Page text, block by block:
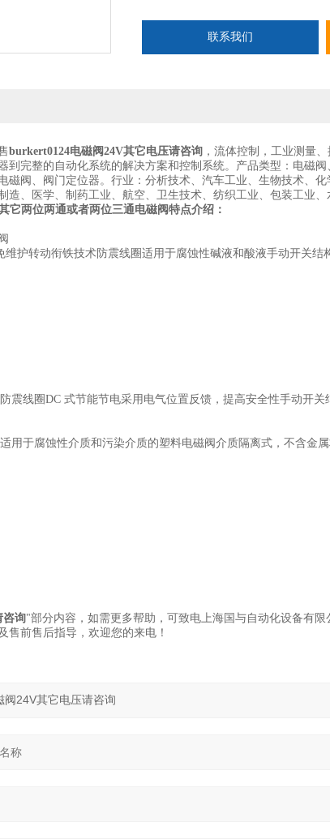
burkert订货号130502电磁阀
联系我们
burkert0124电磁阀24V其它电压请咨询 ，流体控制，工业测量
到完整的自动化系统的解决方案和控制系统。产品类型：电磁
磁阀、阀门定位器。行业：分析技术、汽车工业、生物技术、
造、医学、制药工业、航空、卫生技术、纺织工业、包装工业、
它两位两通或者两位三通电磁阀特点介绍：
护转动衔铁技术防震线圈适用于腐蚀性碱液和酸液手动开关结
震线圈DC 式节能节电采用电气位置反馈，提高安全性手动开关
用于腐蚀性介质和污染介质的塑料电磁阀介质隔离式，不含金
询 "部分内容，如需更多帮助，可致电上海国与自动化设备有
售前售后指导，欢迎您的来电！